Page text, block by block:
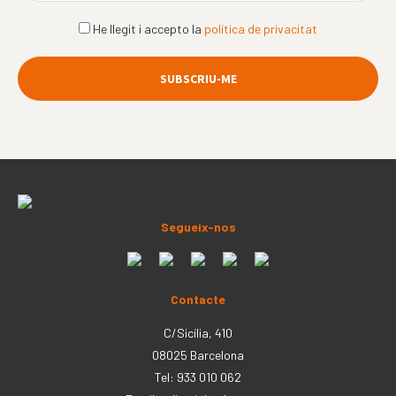
He llegit i accepto la política de privacitat
Segueix-nos
Contacte
C/Sicília, 410
08025 Barcelona
Tel: 933 010 062